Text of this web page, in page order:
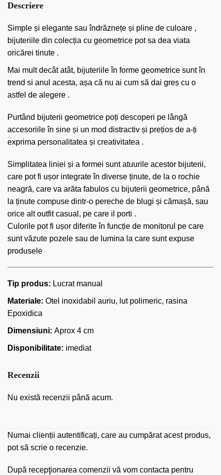
Descriere
Simple și elegante sau îndrăznețe și pline de culoare ,
bijuteriile din colecția cu geometrice pot sa dea viata
oricărei tinute .
Mai mult decât atât, bijuteriile în forme geometrice sunt în
trend si anul acesta, așa că nu ai cum să dai greș cu o
astfel de alegere .
Purtând bijuterii geometrice poți descoperi pe lângă
accesoriile în sine și un mod distractiv și prețios de a-ți
exprima personalitatea și creativitatea .
Simplitatea liniei și a formei sunt atuurile acestor bijuterii,
care pot fi ușor integrate în diverse ținute, de la o rochie
neagră, care va arăta fabulos cu bijuterii geometrice, până
la ținute compuse dintr-o pereche de blugi și cămașă, sau
orice alt outfit casual, pe care il porti .
Culorile pot fi ușor diferite în funcție de monitorul pe care
sunt văzute pozele sau de lumina la care sunt expuse
produsele
Tip produs: Lucrat manual
Materiale: Otel inoxidabil auriu, lut polimeric, rasina
Epoxidica
Dimensiuni: Aprox 4 cm
Disponibilitate: imediat
Recenzii
Nu există recenzii până acum.
Numai clienții autentificați, care au cumpărat acest produs,
pot să scrie o recenzie.
După recepţionarea comenzii vă vom contacta pentru